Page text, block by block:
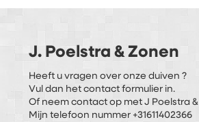
J. Poelstra & Zonen
Heeft u vragen over onze duiven ?
Vul dan het contact formulier in.
Of neem contact op met J Poelstra
Mijn telefoon nummer +31611402366